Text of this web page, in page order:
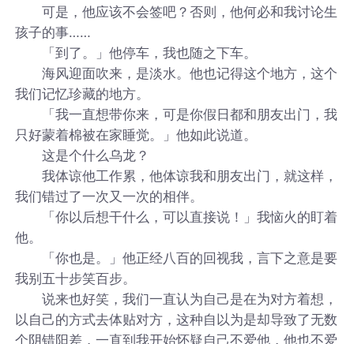
可是，他应该不会签吧？否则，他何必和我讨论生
孩子的事……
「到了。」他停车，我也随之下车。
海风迎面吹来，是淡水。他也记得这个地方，这个
我们记忆珍藏的地方。
「我一直想带你来，可是你假日都和朋友出门，我
只好蒙着棉被在家睡觉。」他如此说道。
这是个什么乌龙？
我体谅他工作累，他体谅我和朋友出门，就这样，
我们错过了一次又一次的相伴。
「你以后想干什么，可以直接说！」我恼火的盯着
他。
「你也是。」他正经八百的回视我，言下之意是要
我别五十步笑百步。
说来也好笑，我们一直认为自己是在为对方着想，
以自己的方式去体贴对方，这种自以为是却导致了无数
个阴错阳差，一直到我开始怀疑自己不爱他，他也不爱